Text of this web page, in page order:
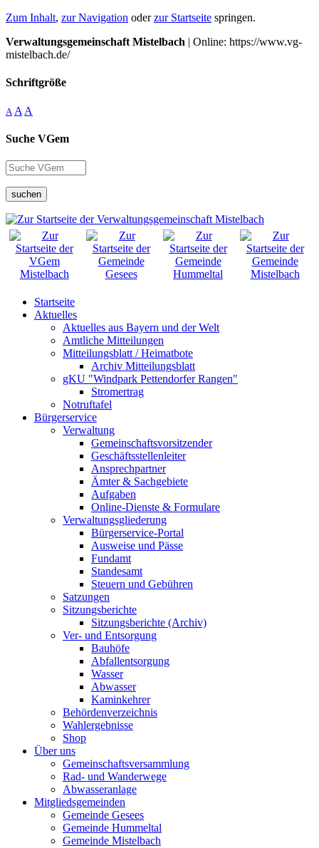
Zum Inhalt, zur Navigation oderzur Startseite springen.
Verwaltungsgemeinschaft Mistelbach | Online: https://www.vg-
mistelbach.de/
Schriftgröße
A A A
Suche VGem
suchen
Startseite
Aktuelles
Aktuelles aus Bayern und der Welt
Amtliche Mitteilungen
Mitteilungsblatt / Heimatbote
Archiv Mitteilungsblatt
gKU "Windpark Pettendorfer Rangen"
Stromertrag
Notruftafel
Bürgerservice
Verwaltung
Gemeinschaftsvorsitzender
Geschäftsstellenleiter
Ansprechpartner
Ämter & Sachgebiete
Aufgaben
Online-Dienste & Formulare
Verwaltungsgliederung
Bürgerservice-Portal
Ausweise und Pässe
Fundamt
Standesamt
Steuern und Gebühren
Satzungen
Sitzungsberichte
Sitzungsberichte (Archiv)
Ver- und Entsorgung
Bauhöfe
Abfallentsorgung
Wasser
Abwasser
Kaminkehrer
Behördenverzeichnis
Wahlergebnisse
Shop
Über uns
Gemeinschaftsversammlung
Rad- und Wanderwege
Abwasseranlage
Mitgliedsgemeinden
Gemeinde Gesees
Gemeinde Hummeltal
Gemeinde Mistelbach